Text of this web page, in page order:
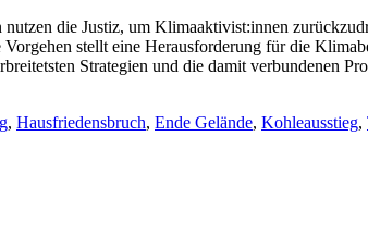
die Justiz, um Klimaaktivist:innen
stellt eine Herausforderung für die
Strategien und die damit verbundenen
, Hausfriedensbruch, Ende Gelände, Kohleausstieg,